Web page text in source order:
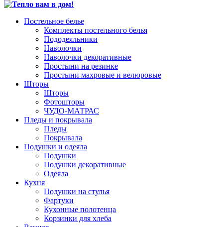
Постельное белье
Комплекты постельного белья
Пододеяльники
Наволочки
Наволочки декоративные
Простыни на резинке
Простыни махровые и велюровые
Шторы
Шторы
Фотошторы
ЧУДО-МАТРАС
Пледы и покрывала
Пледы
Покрывала
Подушки и одеяла
Подушки
Подушки декоративные
Одеяла
Кухня
Подушки на стулья
Фартуки
Кухонные полотенца
Корзинки для хлеба